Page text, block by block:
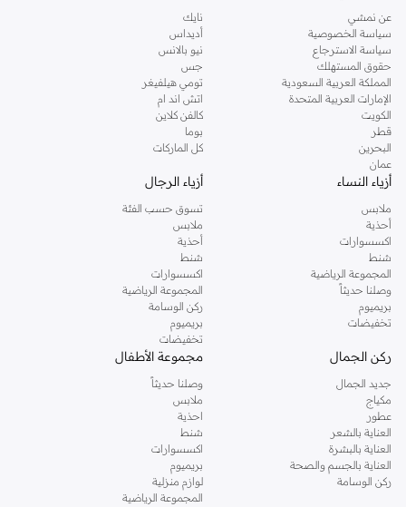
اليه.
تسوقي دوروثي بيركنز اون لاين مسقط
تسوقي دوروثي بيركنز اون لاين من نمشي واستمتعي باكثر من الف ستايل من مجموعة
دوروثي بيركنز الشهيرة. تصفحي المجموعة كاملة في متجر دوروثي بيركنز اون لاين او
استخدمي القائمة لتحديد تجربة تسوق دوروثي بيركنز اون لاين. خدمة التوصيل السريعة
والدعم الاستثنائي يضمن لك تجربة تسوق ممتعة دائما مع نمشي.
عن نمشي
سياسة الخصوصية
سياسة الاسترجاع
حقوق المستهلك
المملكة العربية السعودية
الإمارات العربية المتحدة
الكويت
قطر
البحرين
عمان
نايك
أديداس
نيو بالانس
جس
تومي هيلفيغر
اتش اند ام
كالفن كلاين
بوما
كل الماركات
أزياء النساء
ملابس
أحذية
اكسسوارات
شنط
المجموعة الرياضية
وصلنا حديثاً
بريميوم
تخفيضات
أزياء الرجال
تسوق حسب الفئة
ملابس
أحذية
شنط
اكسسوارات
المجموعة الرياضية
ركن الوسامة
بريميوم
تخفيضات
ركن الجمال
جديد الجمال
مكياج
عطور
العناية بالشعر
العناية بالبشرة
العناية بالجسم والصحة
ركن الوسامة
مجموعة الأطفال
وصلنا حديثاً
ملابس
احذية
شنط
اكسسوارات
بريميوم
لوازم منزلية
المجموعة الرياضية